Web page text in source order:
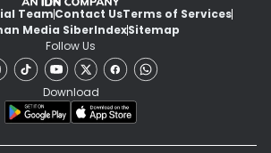
TeamContact UsTerms of Services
Media SiberIndexSitemap
Follow Us
Download